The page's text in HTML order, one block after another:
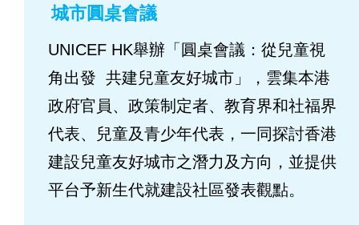
城市圓桌會議
UNICEF HK舉辦「圓桌會議：從兒童視
角出發 共建兒童友好城市」，雲集本港
政府官員、政策制定者、教育界和社福界
代表、兒童及青少年代表，一同探討香港
建設兒童友好城市之潛力及方向，並提供
平台予新生代就建設社區發表觀點。